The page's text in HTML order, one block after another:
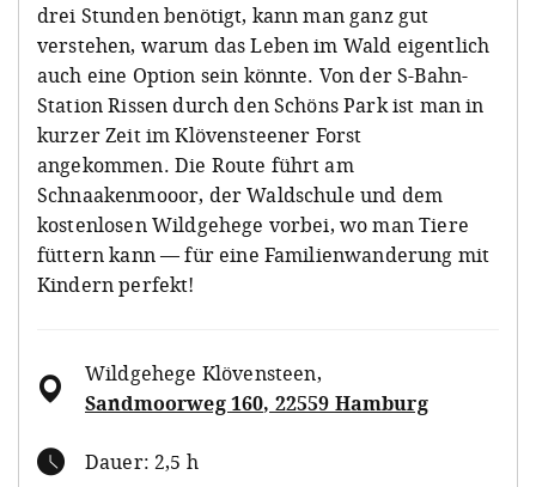
drei Stunden benötigt, kann man ganz gut
verstehen, warum das Leben im Wald eigentlich
auch eine Option sein könnte. Von der S-Bahn-
Station Rissen durch den Schöns Park ist man in
kurzer Zeit im Klövensteener Forst
angekommen. Die Route führt am
Schnaakenmooor, der Waldschule und dem
kostenlosen Wildgehege vorbei, wo man Tiere
füttern kann — für eine Familienwanderung mit
Kindern perfekt!
Wildgehege Klövensteen,
Sandmoorweg 160, 22559 Hamburg
Dauer: 2,5 h